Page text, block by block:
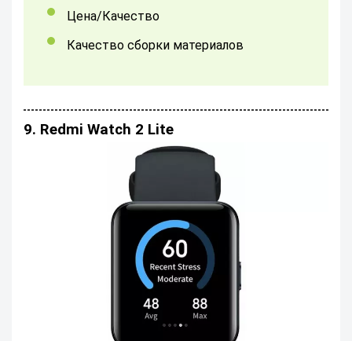
Цена/Качество
качество сборки материалов
9. Redmi Watch 2 Lite